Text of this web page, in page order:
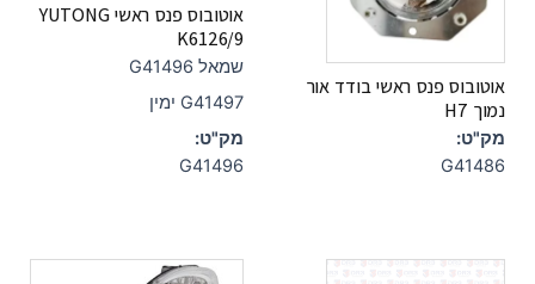
אוטובוס פנס ראשי בודד אור
נמוך H7
מק"ט:
G41486
אוטובוס פנס ראשי YUTONG
K6126/9
שמאל G41496
G41497 ימין
מק"ט:
G41496